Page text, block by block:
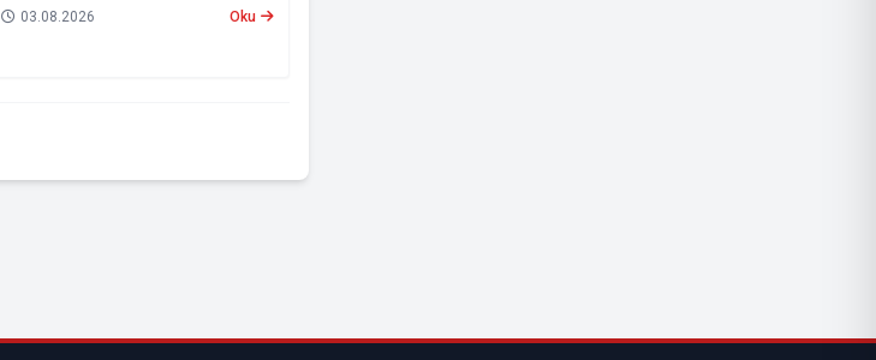
03.08.2026
Oku